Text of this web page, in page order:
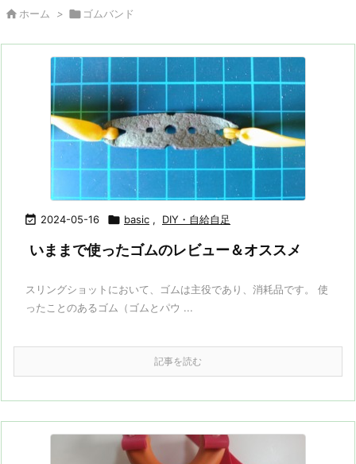
 ホーム >  ゴムバンド
 2024-05-16  basic , DIY・自給自足
いままで使ったゴムのレビュー＆オススメ
スリングショットにおいて、ゴムは主役であり、消耗品です。 使
ったことのあるゴム（ゴムとパウ ...
記事を読む